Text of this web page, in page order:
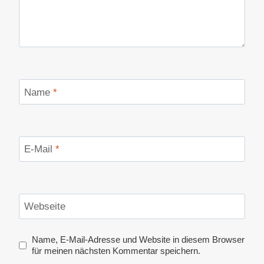
Name *
E-Mail *
Webseite
Name, E-Mail-Adresse und Website in diesem Browser
für meinen nächsten Kommentar speichern.